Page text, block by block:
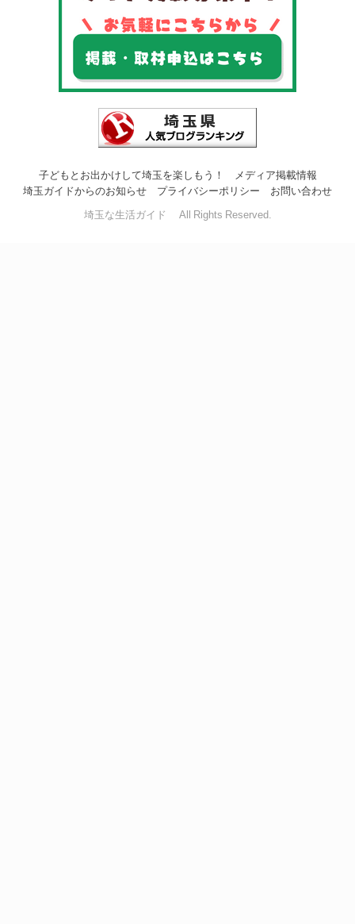
子どもとお出かけして埼玉を楽しもう！
メディア掲載情報
埼玉ガイドからのお知らせ
プライバシーポリシー お問い合わせ
埼玉な生活ガイド All Rights Reserved.